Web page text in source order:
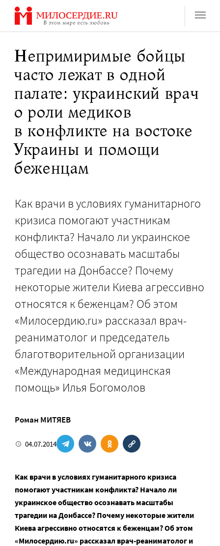
Перейти
содержанию
Непримиримые бойцы
часто лежат в одной
палате: украинский врач
о роли медиков
в конфликте на востоке
Украины и помощи
беженцам
Как врачи в условиях гуманитарного
кризиса помогают участникам
конфликта? Начало ли украинское
общество осознавать масштабы
трагедии на Донбассе? Почему
некоторые жители Киева агрессивно
относятся к беженцам? Об этом
«Милосердию.ru» рассказал врач-
реаниматолог и председатель
благотворительной организации
«Международная медицинская
помощь» Илья Богомолов
Роман МИТЯЕВ
04.07.2014
Как врачи в условиях гуманитарного кризиса
помогают участникам конфликта? Начало ли
украинское общество осознавать масштабы
трагедии на Донбассе? Почему некоторые жители
Киева агрессивно относятся к беженцам? Об этом
«Милосердию.ru» рассказал врач-реаниматолог и